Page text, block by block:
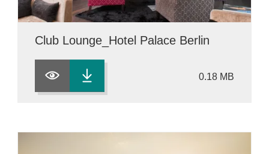
Club Lounge_Hotel Palace Berlin
0.18 MB